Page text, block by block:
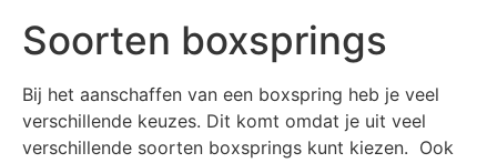
Soorten boxsprings
Bij het aanschaffen van een boxspring heb je veel
verschillende keuzes. Dit komt omdat je uit veel
verschillende soorten boxsprings kunt kiezen. Ook